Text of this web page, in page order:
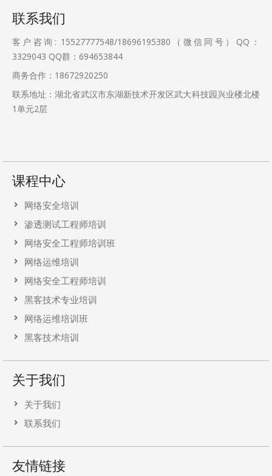
联系我们
客户咨询: 15527777548/18696195380（微信同号）QQ：
3329043 QQ群：694653844
商务合作：18672920250
联系地址：湖北省武汉市东湖新技术开发区武大科技园兴业楼北楼
1单元2层
课程中心
网络安全培训
渗透测试工程师培训
网络安全工程师培训班
网络运维培训
网络安全工程师培训
黑客技术专业培训
网络运维培训班
黑客技术培训
关于我们
关于我们
联系我们
友情链接